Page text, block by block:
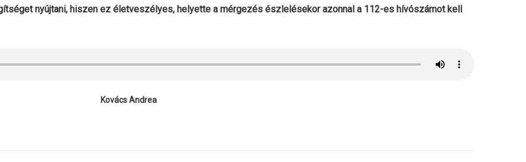
nyújtani, hiszen ez életveszélyes, helyette a mérgezés észlelésekor azonnal a 112-es hívószámot kell
Kovács Andrea